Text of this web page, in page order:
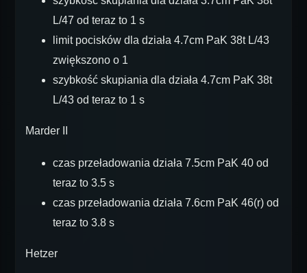
L/47 od teraz to 1 s
limit pocisków dla działa 4.7cm PaK 38t L/43
zwiększono o 1
szybkość skupiania dla działa 4.7cm PaK 38t
L/43 od teraz to 1 s
Marder II
czas przeładowania działa 7.5cm PaK 40 od
teraz to 3.5 s
czas przeładowania działa 7.6cm PaK 46(r) od
teraz to 3.8 s
Hetzer